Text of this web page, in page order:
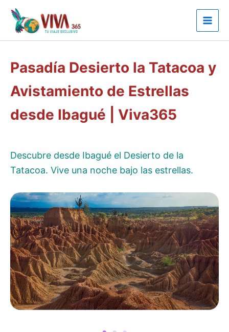
contenido
Pasadía Desierto la Tatacoa y
Avistamiento de Estrellas
desde Ibagué | Viva365
Descubre desde Ibagué el Desierto de la
Tatacoa. Vive una noche bajo las estrellas.